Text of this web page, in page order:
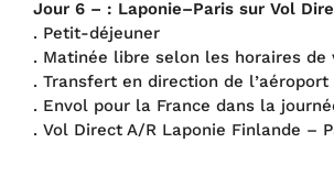
Jour 6 – : Laponie–Paris sur Vol
. Petit-déjeuner
. Matinée libre selon les horaires de
. Transfert en direction de l’aéroport
. Envol pour la France dans la
. Vol Direct A/R Laponie Finlande –